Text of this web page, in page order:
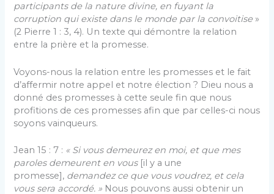
participants de la nature divine, en fuyant la
corruption qui existe dans le monde par la convoitise»
(2 Pierre 1 : 3, 4). Un texte qui démontre la relation
entre la prière et la promesse.
Voyons-nous la relation entre les promesses et le fait
d’affermir notre appel et notre élection ? Dieu nous a
donné des promesses à cette seule fin que nous
profitions de ces promesses afin que par celles-ci nous
soyons vainqueurs.
Jean 15 : 7 : « Si vous demeurez en moi, et que mes
paroles demeurent en vous[il y a une
promesse], demandez ce que vous voudrez, et cela
vous sera accordé. » Nous pouvons aussi obtenir un